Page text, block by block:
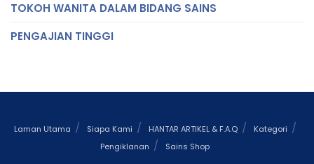
TOKOH WANITA DALAM BIDANG SAINS
PENGAJIAN TINGGI
Laman Utama Siapa Kami HANTAR ARTIKEL & F.A.Q
Kategori
Pengiklanan
Sains Shop